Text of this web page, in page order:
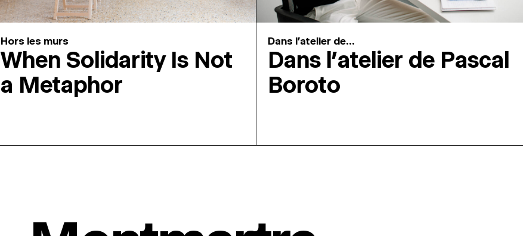
Hors les murs
When Solidarity Is Not
a Metaphor
Dans l'atelier de...
Dans l’atelier de Pascal
Boroto